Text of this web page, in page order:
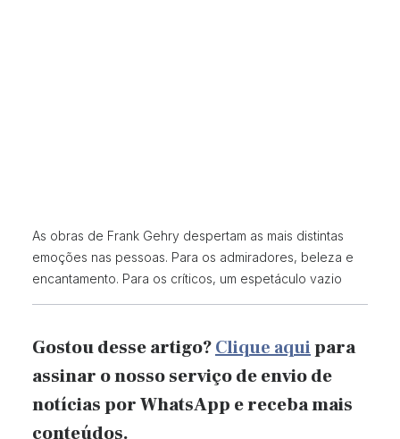
As obras de Frank Gehry despertam as mais distintas
emoções nas pessoas. Para os admiradores, beleza e
encantamento. Para os críticos, um espetáculo vazio
Gostou desse artigo?Clique aquipara
assinar o nosso serviço de envio de
notícias por WhatsApp e receba mais
conteúdos.